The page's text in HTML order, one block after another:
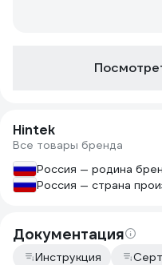
Hintek
Все товары бренда
Россия — родина
Россия — страна
Документация
Инструкция